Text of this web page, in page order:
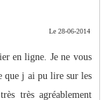
Le 28-06-2014
en ligne. Je ne vous
que j ai pu lire sur les
très agréablement